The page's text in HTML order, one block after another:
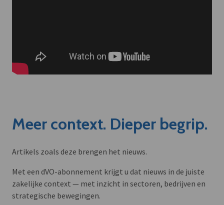
Meer context. Dieper begrip.
Artikels zoals deze brengen het nieuws.
Met een dVO-abonnement krijgt u dat nieuws in de juiste
zakelijke context — met inzicht in sectoren, bedrijven en
strategische bewegingen.